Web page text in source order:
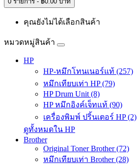
คุณยังไม่ได้เลือกสินค้า
หมวดหมู่สินค้า
HP
HP-หมึกโทนเนอร์แท้ (257)
หมึกเทียบเท่า HP (79)
HP Drum Unit (8)
HP หมึกอิงค์เจ็ทแท้ (90)
เครื่องพิมพ์ ปริ้นเตอร์ HP (2)
ดูทั้งหมดใน HP
Brother
Original Toner Brother (72)
หมึกเทียบเท่า Brother (28)